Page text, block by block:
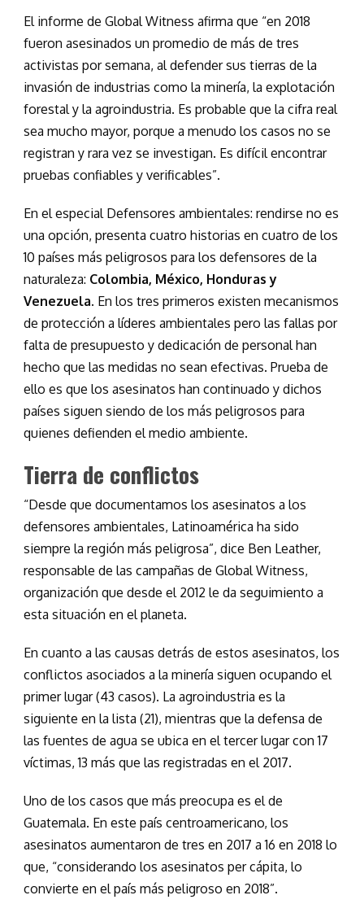
El informe de Global Witness afirma que “en 2018
fueron asesinados un promedio de más de tres
activistas por semana, al defender sus tierras de la
invasión de industrias como la minería, la explotación
forestal y la agroindustria. Es probable que la cifra real
sea mucho mayor, porque a menudo los casos no se
registran y rara vez se investigan. Es difícil encontrar
pruebas confiables y verificables”.
En el especial Defensores ambientales: rendirse no es
una opción, presenta cuatro historias en cuatro de los
10 países más peligrosos para los defensores de la
naturaleza: Colombia, México, Honduras y
Venezuela. En los tres primeros existen mecanismos
de protección a líderes ambientales pero las fallas por
falta de presupuesto y dedicación de personal han
hecho que las medidas no sean efectivas. Prueba de
ello es que los asesinatos han continuado y dichos
países siguen siendo de los más peligrosos para
quienes defienden el medio ambiente.
Tierra de conflictos
“Desde que documentamos los asesinatos a los
defensores ambientales, Latinoamérica ha sido
siempre la región más peligrosa”, dice Ben Leather,
responsable de las campañas de Global Witness,
organización que desde el 2012 le da seguimiento a
esta situación en el planeta.
En cuanto a las causas detrás de estos asesinatos, los
conflictos asociados a la minería siguen ocupando el
primer lugar (43 casos). La agroindustria es la
siguiente en la lista (21), mientras que la defensa de
las fuentes de agua se ubica en el tercer lugar con 17
víctimas, 13 más que las registradas en el 2017.
Uno de los casos que más preocupa es el de
Guatemala. En este país centroamericano, los
asesinatos aumentaron de tres en 2017 a 16 en 2018 lo
que, “considerando los asesinatos per cápita, lo
convierte en el país más peligroso en 2018”.